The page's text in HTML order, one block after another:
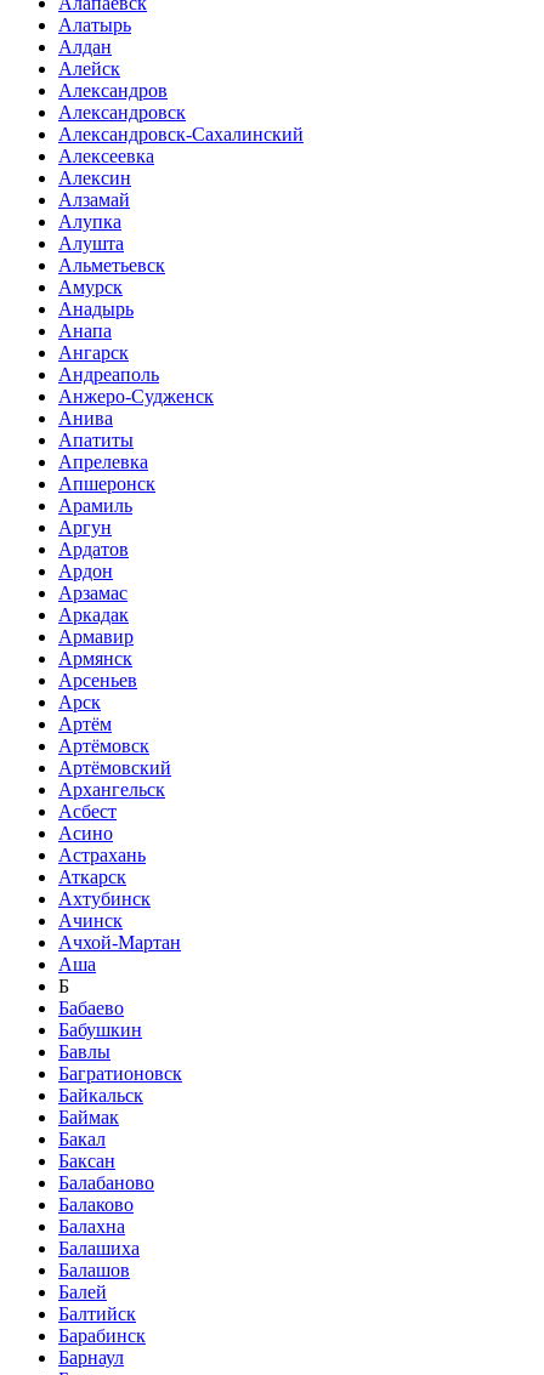
Алатырь
Алдан
Алейск
Александров
Александровск
Александровск-Сахалинский
Алексеевка
Алексин
Алзамай
Алупка
Алушта
Альметьевск
Амурск
Анадырь
Анапа
Ангарск
Андреаполь
Анжеро-Судженск
Анива
Апатиты
Апрелевка
Апшеронск
Арамиль
Аргун
Ардатов
Ардон
Арзамас
Аркадак
Армавир
Армянск
Арсеньев
Арск
Артём
Артёмовск
Артёмовский
Архангельск
Асбест
Асино
Астрахань
Аткарск
Ахтубинск
Ачинск
Ачхой-Мартан
Аша
Б
Бабаево
Бабушкин
Бавлы
Багратионовск
Байкальск
Баймак
Бакал
Баксан
Балабаново
Балаково
Балахна
Балашиха
Балашов
Балей
Балтийск
Барабинск
Барнаул